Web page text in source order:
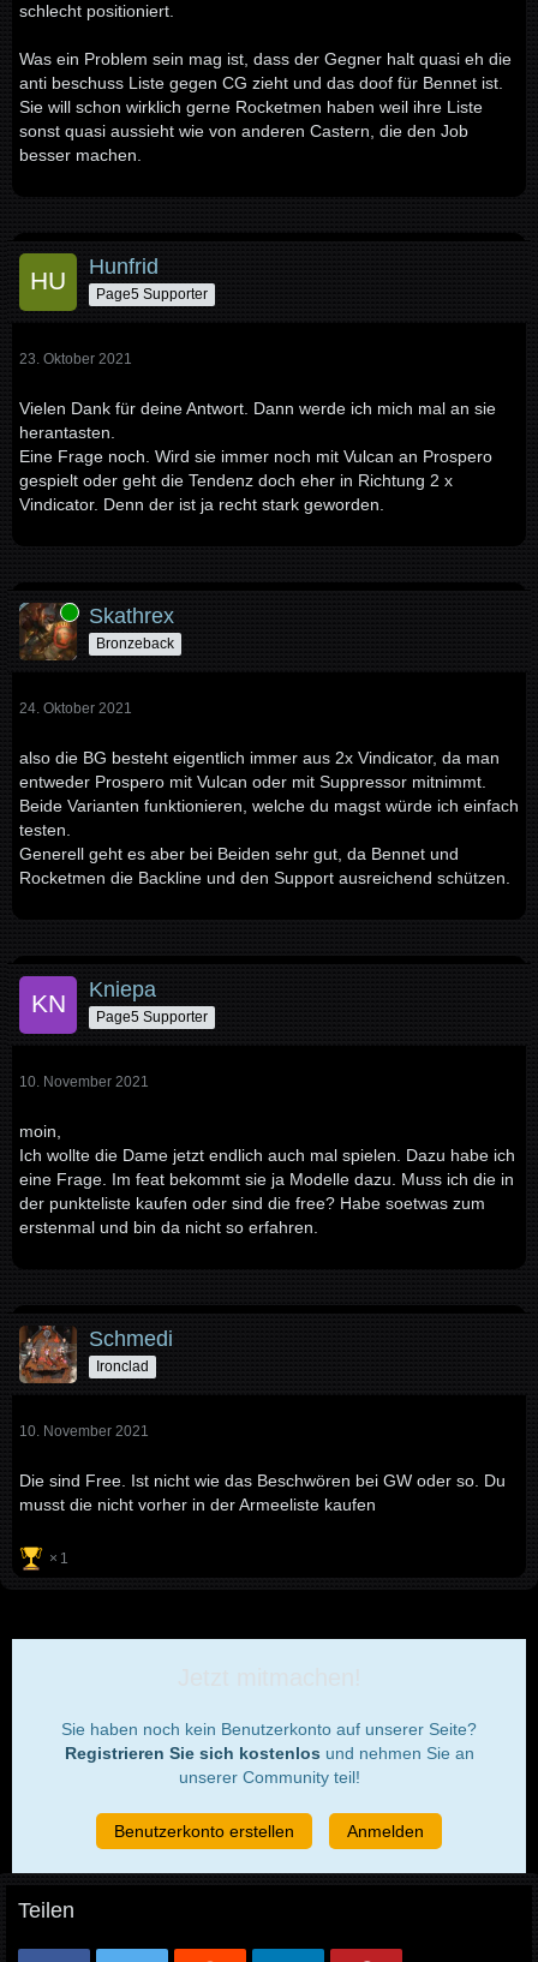
schlecht positioniert.
Was ein Problem sein mag ist, dass der Gegner halt quasi eh die
anti beschuss Liste gegen CG zieht und das doof für Bennet ist.
Sie will schon wirklich gerne Rocketmen haben weil ihre Liste
sonst quasi aussieht wie von anderen Castern, die den Job
besser machen.
Hunfrid
Page5 Supporter
23. Oktober 2021
Vielen Dank für deine Antwort. Dann werde ich mich mal an sie
herantasten.
Eine Frage noch. Wird sie immer noch mit Vulcan an Prospero
gespielt oder geht die Tendenz doch eher in Richtung 2 x
Vindicator. Denn der ist ja recht stark geworden.
Online Skathrex
Bronzeback
24. Oktober 2021
also die BG besteht eigentlich immer aus 2x Vindicator, da man
entweder Prospero mit Vulcan oder mit Suppressor mitnimmt.
Beide Varianten funktionieren, welche du magst würde ich einfach
testen.
Generell geht es aber bei Beiden sehr gut, da Bennet und
Rocketmen die Backline und den Support ausreichend schützen.
Kniepa
Page5 Supporter
10. November 2021
moin,
Ich wollte die Dame jetzt endlich auch mal spielen. Dazu habe ich
eine Frage. Im feat bekommt sie ja Modelle dazu. Muss ich die in
der punkteliste kaufen oder sind die free? Habe soetwas zum
erstenmal und bin da nicht so erfahren.
Schmedi
Ironclad
10. November 2021
Die sind Free. Ist nicht wie das Beschwören bei GW oder so. Du
musst die nicht vorher in der Armeeliste kaufen
1
Sie haben noch kein Benutzerkonto auf unserer Seite?
Registrieren Sie sich kostenlos und nehmen Sie an
unserer Community teil!
Benutzerkonto erstellen Anmelden
Teilen